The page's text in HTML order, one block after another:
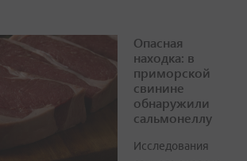
Опасная
находка: в
приморской
свинине
обнаружили
сальмонеллу
Исследования